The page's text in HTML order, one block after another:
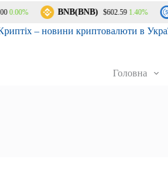
0.00% BNB(BNB) $602.59 1.40%
Головна